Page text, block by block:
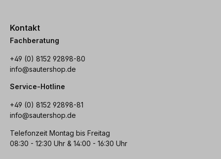
Kontakt
Fachberatung
+49 (0) 8152 92898-80
info@sautershop.de
Service-Hotline
+49 (0) 8152 92898-81
info@sautershop.de
Telefonzeit Montag bis Freitag
08:30 - 12:30 Uhr & 14:00 - 16:30 Uhr